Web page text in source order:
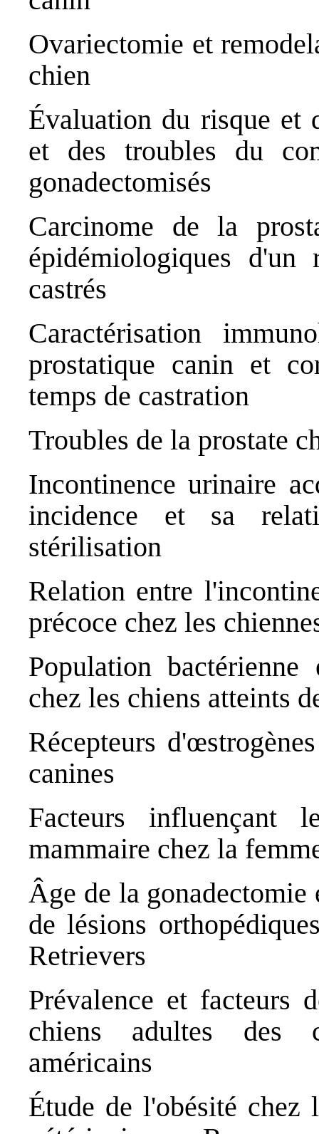
Ovariectomie et
chien
Évaluation du risque et
et des troubles du
gonadectomisés
Carcinome de la
épidémiologiques
castrés
Caractérisation
prostatique canin et
temps de castration
Troubles de la prostate
Incontinence urinaire
incidence et sa
stérilisation
Relation entre
précoce chez les
Population bactérienne
chez les chiens atteints
Récepteurs
canines
Facteurs influençant
mammaire chez la
Âge de la gonadectomie
de lésions
Retrievers
Prévalence et facteurs
chiens adultes des
américains
Étude de l'obésité chez